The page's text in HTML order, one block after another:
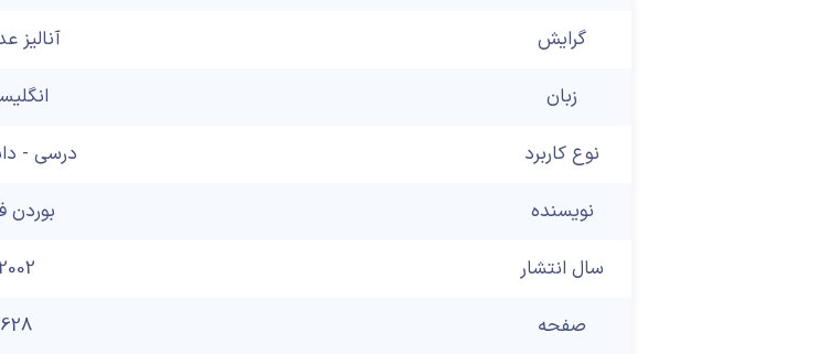
گرایش آنالیز
زبان
نوع کاربرد درسی -
نویسنده بوردن
سال انتشار
صفحه 628